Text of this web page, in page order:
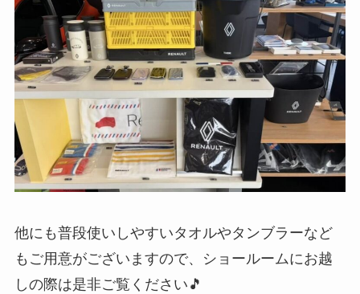
他にも普段使いしやすいタオルやタンブラーなど
もご用意がございますので、ショールームにお越
しの際は是非ご覧ください🎵